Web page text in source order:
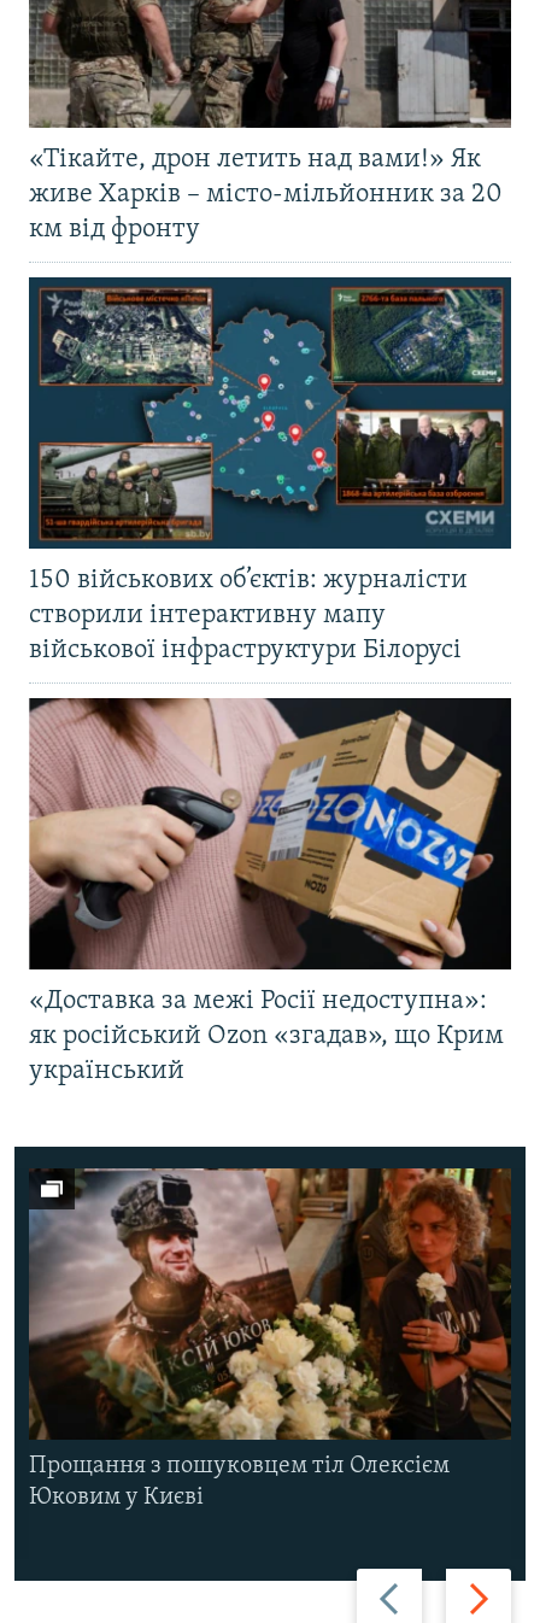
«Тікайте, дрон летить над вами!» Як
живе Харків – місто-мільйонник за 20
км від фронту
150 військових об’єктів: журналісти
створили інтерактивну мапу
військової інфраструктури Білорусі
«Доставка за межі Росії недоступна»:
як російський Ozon «згадав», що Крим
український
Назад Вперед
Прощання з пошуковцем тіл Олексієм
Юковим у Києві